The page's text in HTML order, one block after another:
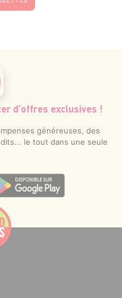
d’offres exclusives !
généreuses, des
le tout dans une seule